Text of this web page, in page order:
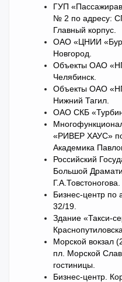
ГУП
№ 2 по адресу:
Главный корпус.
ОАО «ЦНИИ
Новгород.
Объекты ОАО
Челябинск.
Объекты ОАО
Нижний Тагил.
ОАО СКБ
«РИВЕР ХАУС»
Академика
Российский
Большой
Г.А.Товстоногова.
Бизнес-центр по
32/19.
Здание «Такси-
Морской вокзал
пл. Морской
гостиницы.
Бизнес-центр.